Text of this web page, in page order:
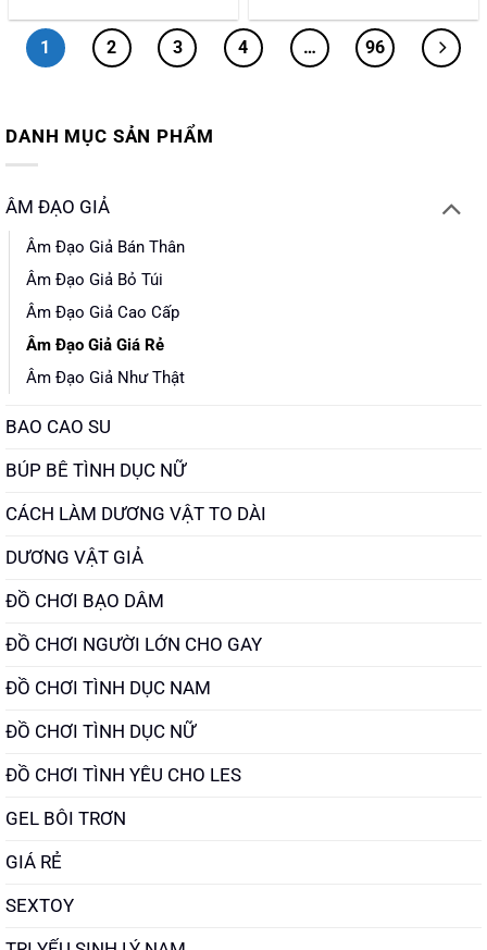
1 2 3 4 … 96
DANH MỤC SẢN PHẨM
ÂM ĐẠO GIẢ
Âm Đạo Giả Bán Thân
Âm Đạo Giả Bỏ Túi
Âm Đạo Giả Cao Cấp
Âm Đạo Giả Giá Rẻ
Âm Đạo Giả Như Thật
BAO CAO SU
BÚP BÊ TÌNH DỤC NỮ
CÁCH LÀM DƯƠNG VẬT TO DÀI
DƯƠNG VẬT GIẢ
ĐỒ CHƠI BẠO DÂM
ĐỒ CHƠI NGƯỜI LỚN CHO GAY
ĐỒ CHƠI TÌNH DỤC NAM
ĐỒ CHƠI TÌNH DỤC NỮ
ĐỒ CHƠI TÌNH YÊU CHO LES
GEL BÔI TRƠN
GIÁ RẺ
SEXTOY